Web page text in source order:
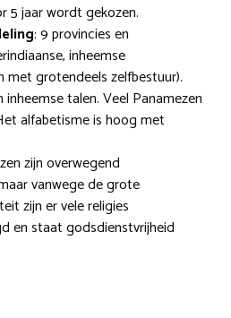
5 jaar wordt gekozen.
: 9 provincies en
inheemse
met grotendeels zelfbestuur).
inheemse talen. Veel Panamezen
alfabetisme is hoog met
zijn overwegend
vanwege de grote
zijn er vele religies
en staat godsdienstvrijheid